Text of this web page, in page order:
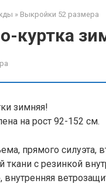
» Выкройки 52 размера
куртка
зимняя!
на рост 92-152 см.
прямого силуэта,
ткани с резинкой